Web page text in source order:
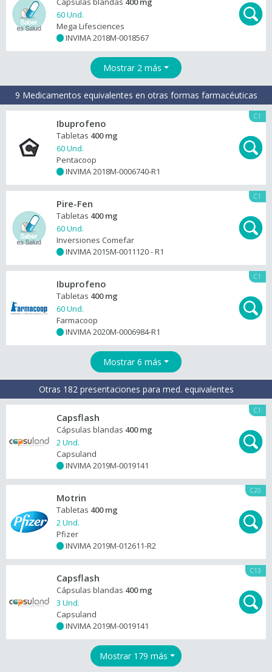
60 Und.
Mega Lifesciences
INVIMA 2018M-0018567
Mostrar 2 más
9 Medicamentos equivalentes en otras formas farmacéuticas
C1
Ibuprofeno
Tabletas 400 mg
60 Und.
Pentacoop
INVIMA 2018M-0006740-R1
C1
Pire-Fen
Tabletas 400 mg
60 Und.
Inversiones Comefar
INVIMA 2015M-0011120 - R1
C1
Ibuprofeno
Tabletas 400 mg
60 Und.
Farmacoop
INVIMA 2020M-0006984-R1
Mostrar 6 más
Otras 182 presentaciones para med. equivalentes
C1
Capsflash
Cápsulas blandas 400 mg
2 Und.
Capsuland
INVIMA 2019M-0019141
C20
Motrin
Tabletas 400 mg
2 Und.
Pfizer
INVIMA 2019M-012611-R2
C13
Capsflash
Cápsulas blandas 400 mg
3 Und.
Capsuland
INVIMA 2019M-0019141
Mostrar 179 más